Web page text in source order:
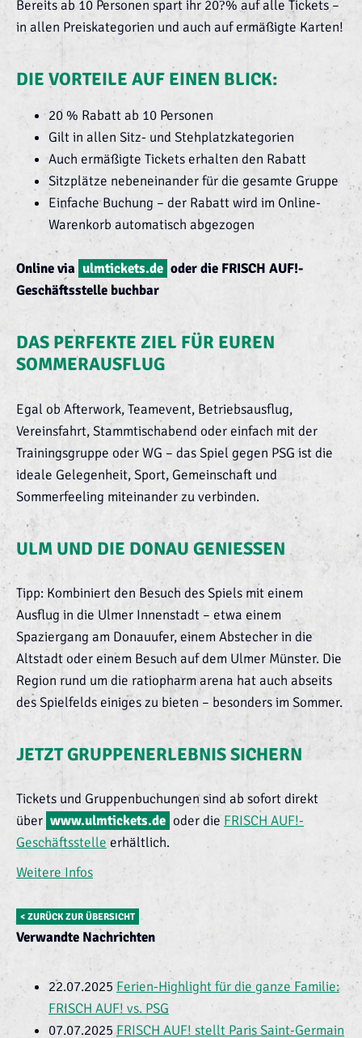
Bereits ab 10 Personen spart ihr 20?% auf alle Tickets –
in allen Preiskategorien und auch auf ermäßigte Karten!
DIE VORTEILE AUF EINEN BLICK:
20 % Rabatt ab 10 Personen
Gilt in allen Sitz- und Stehplatzkategorien
Auch ermäßigte Tickets erhalten den Rabatt
Sitzplätze nebeneinander für die gesamte Gruppe
Einfache Buchung – der Rabatt wird im Online-
Warenkorb automatisch abgezogen
Online via ulmtickets.de oder die FRISCH AUF!-
Geschäftsstelle buchbar
DAS PERFEKTE ZIEL FÜR EUREN
SOMMERAUSFLUG
Egal ob Afterwork, Teamevent, Betriebsausflug,
Vereinsfahrt, Stammtischabend oder einfach mit der
Trainingsgruppe oder WG – das Spiel gegen PSG ist die
ideale Gelegenheit, Sport, Gemeinschaft und
Sommerfeeling miteinander zu verbinden.
ULM UND DIE DONAU GENIESSEN
Tipp: Kombiniert den Besuch des Spiels mit einem
Ausflug in die Ulmer Innenstadt – etwa einem
Spaziergang am Donauufer, einem Abstecher in die
Altstadt oder einem Besuch auf dem Ulmer Münster. Die
Region rund um die ratiopharm arena hat auch abseits
des Spielfelds einiges zu bieten – besonders im Sommer.
JETZT GRUPPENERLEBNIS SICHERN
Tickets und Gruppenbuchungen sind ab sofort direkt
über www.ulmtickets.de oder die FRISCH AUF!-
Geschäftsstelle erhältlich.
Weitere Infos
< ZURÜCK ZUR ÜBERSICHT
Verwandte Nachrichten
22.07.2025 Ferien-Highlight für die ganze Familie:
FRISCH AUF! vs. PSG
07.07.2025 FRISCH AUF! stellt Paris Saint-Germain